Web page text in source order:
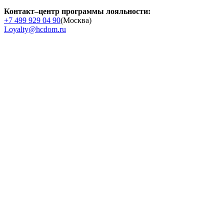
Контакт–центр программы лояльности:
+7 499 929 04 90(Москва)
Loyalty@hcdom.ru